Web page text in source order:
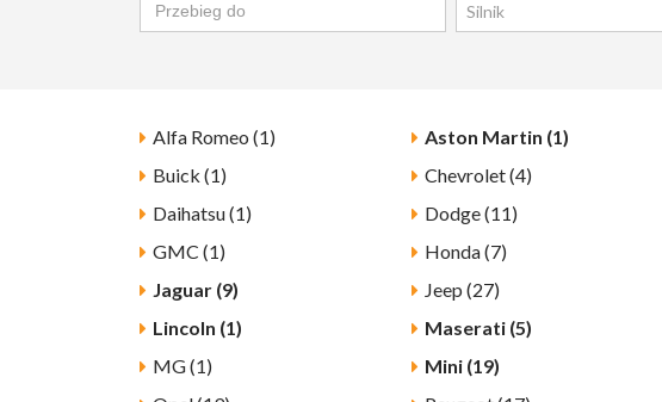
Silnik
Alfa Romeo (1) Aston Martin (1)
Buick (1)
Chevrolet (4)
Daihatsu (1)
Dodge (11)
GMC (1)
Honda (7)
Jaguar (9)
Jeep (27)
Lincoln (1)
Maserati (5)
MG (1)
Mini (19)